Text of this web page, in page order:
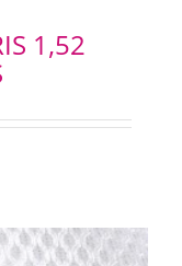
1,52